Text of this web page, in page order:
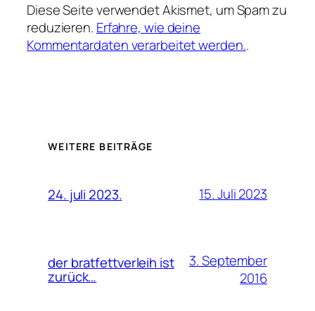
Diese Seite verwendet Akismet, um Spam zu
reduzieren. Erfahre, wie deine
Kommentardaten verarbeitet werden..
WEITERE BEITRÄGE
24. juli 2023. 15. Juli 2023
der bratfettverleih ist
zurück…
3. September
2016